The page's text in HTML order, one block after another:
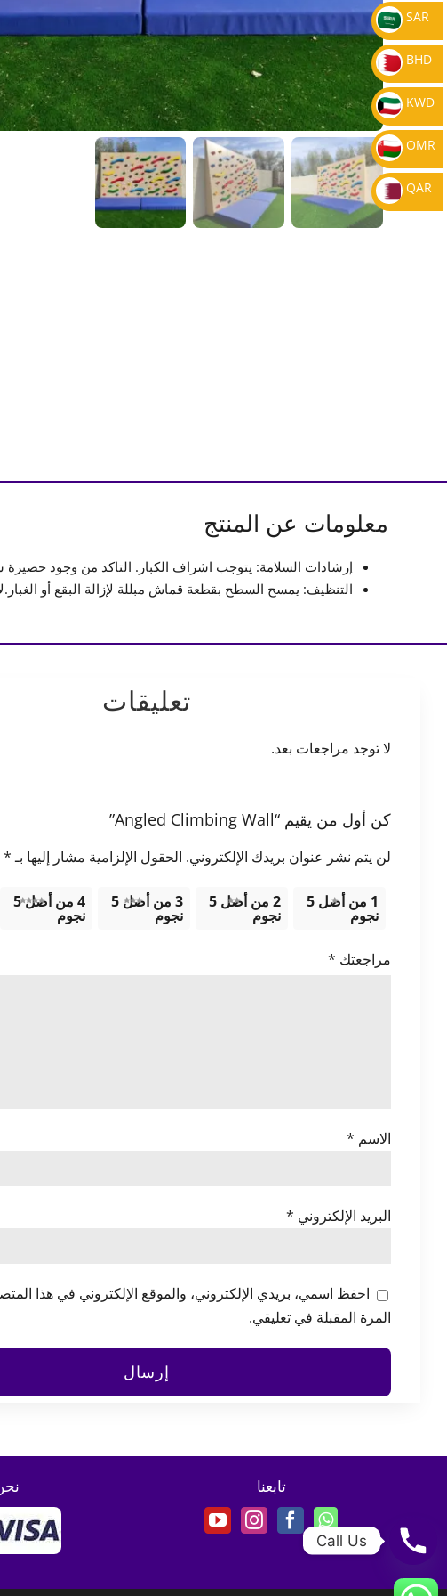
معلومات عن المنتج
إرشادات السلامة: يتوجب اشراف الكبار. التاكد من وجود حصيرة
التنظيف: يمسح السطح بقطعة قماش مبللة لإزالة البقع أو
تعليقات
لا توجد مراجعات بعد.
كن أول من يقيم “Angled Climbing Wall”
لن يتم نشر عنوان بريدك الإلكتروني. الحقول الإلزامية مشار إليها بـ*
1 من أصل 5
نجوم
2 من أصل 5
نجوم
3 من أصل 5
نجوم
4 من أصل 5
نجوم
مراجعتك *
الاسم *
البريد الإلكتروني *
احفظ اسمي، بريدي الإلكتروني، والموقع الإلكتروني في هذا
المرة المقبلة في تعليقي.
تابعنا
SAR
BHD
KWD
OMR
QAR
Call Us